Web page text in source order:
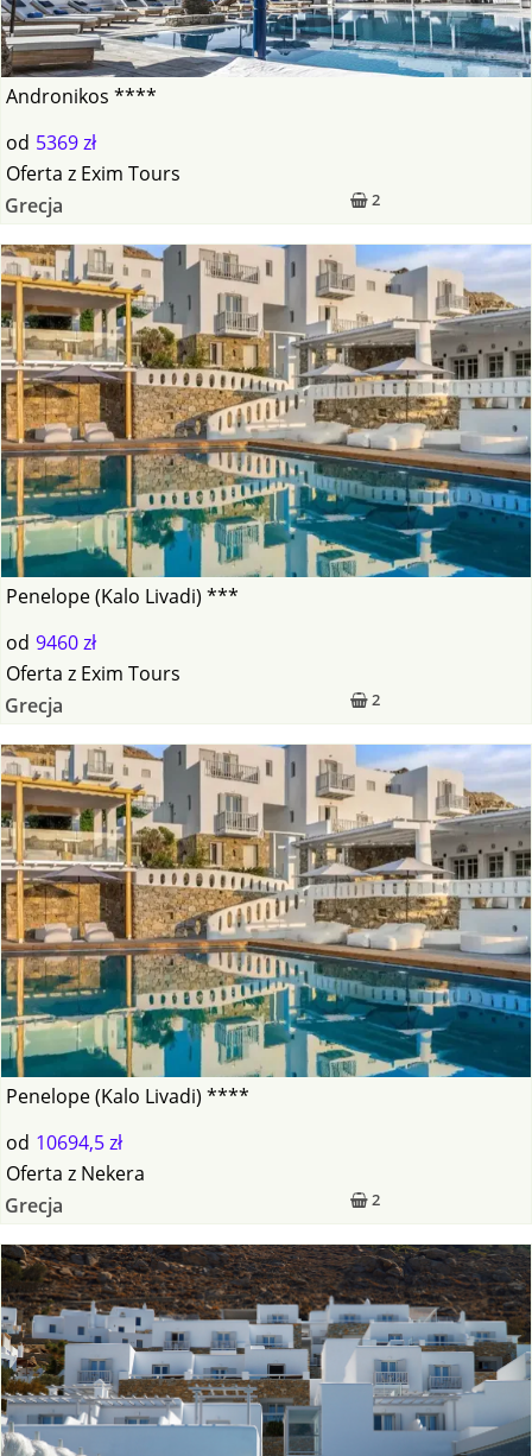
Andronikos ****
od 5369 zł
2
Oferta z Exim Tours
Grecja
Penelope (Kalo Livadi) ***
od 9460 zł
2
Oferta z Exim Tours
Grecja
Penelope (Kalo Livadi) ****
od 10694,5 zł
2
Oferta z Nekera
Grecja